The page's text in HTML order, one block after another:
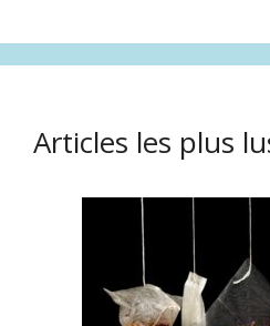
Articles les plus